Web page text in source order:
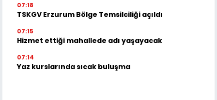
07:18
TSKGV Erzurum Bölge Temsilciliği açıldı
07:15
Hizmet ettiği mahallede adı yaşayacak
07:14
Yaz kurslarında sıcak buluşma